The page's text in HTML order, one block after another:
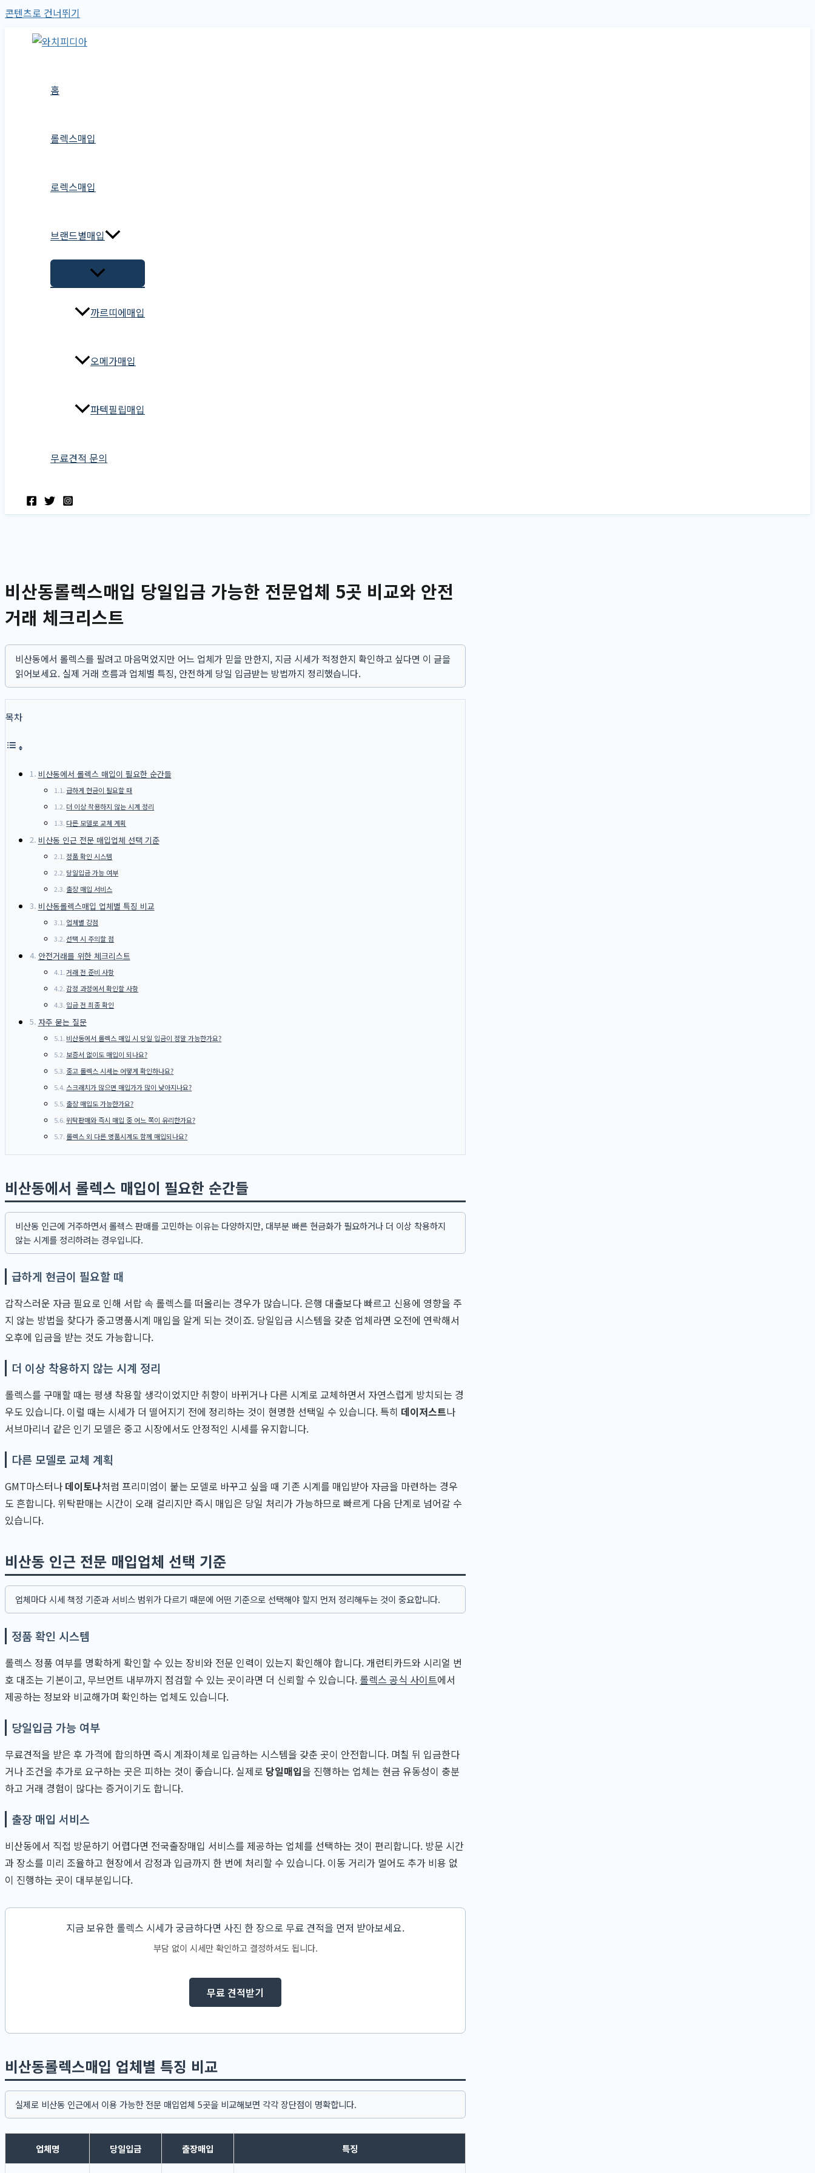
콘텐츠로 건너뛰기
홈
롤렉스매입
로렉스매입
브랜드별매입
까르띠에매입
오메가매입
파텍필립매입
무료견적 문의
비산동롤렉스매입 당일입금 가능한 전문업체 5곳 비교와 안전
거래 체크리스트
비산동에서 롤렉스를 팔려고 마음먹었지만 어느 업체가 믿을 만한지, 지금 시세가 적정한지 확인하고 싶다면 이 글을
읽어보세요. 실제 거래 흐름과 업체별 특징, 안전하게 당일 입금받는 방법까지 정리했습니다.
목차
비산동에서 롤렉스 매입이 필요한 순간들
급하게 현금이 필요할 때
더 이상 착용하지 않는 시계 정리
다른 모델로 교체 계획
비산동 인근 전문 매입업체 선택 기준
정품 확인 시스템
당일입금 가능 여부
출장 매입 서비스
비산동롤렉스매입 업체별 특징 비교
업체별 강점
선택 시 주의할 점
안전거래를 위한 체크리스트
거래 전 준비 사항
감정 과정에서 확인할 사항
입금 전 최종 확인
자주 묻는 질문
비산동에서 롤렉스 매입 시 당일 입금이 정말 가능한가요?
보증서 없이도 매입이 되나요?
중고 롤렉스 시세는 어떻게 확인하나요?
스크래치가 많으면 매입가가 많이 낮아지나요?
출장 매입도 가능한가요?
위탁판매와 즉시 매입 중 어느 쪽이 유리한가요?
롤렉스 외 다른 명품시계도 함께 매입되나요?
비산동에서 롤렉스 매입이 필요한 순간들
비산동 인근에 거주하면서 롤렉스 판매를 고민하는 이유는 다양하지만, 대부분 빠른 현금화가 필요하거나 더 이상 착용하지
않는 시계를 정리하려는 경우입니다.
급하게 현금이 필요할 때
갑작스러운 자금 필요로 인해 서랍 속 롤렉스를 떠올리는 경우가 많습니다. 은행 대출보다 빠르고 신용에 영향을 주
지 않는 방법을 찾다가 중고명품시계 매입을 알게 되는 것이죠. 당일입금 시스템을 갖춘 업체라면 오전에 연락해서
오후에 입금을 받는 것도 가능합니다.
더 이상 착용하지 않는 시계 정리
롤렉스를 구매할 때는 평생 착용할 생각이었지만 취향이 바뀌거나 다른 시계로 교체하면서 자연스럽게 방치되는 경
우도 있습니다. 이럴 때는 시세가 더 떨어지기 전에 정리하는 것이 현명한 선택일 수 있습니다. 특히 데이저스트나
서브마리너 같은 인기 모델은 중고 시장에서도 안정적인 시세를 유지합니다.
다른 모델로 교체 계획
GMT마스터나 데이토나처럼 프리미엄이 붙는 모델로 바꾸고 싶을 때 기존 시계를 매입받아 자금을 마련하는 경우
도 흔합니다. 위탁판매는 시간이 오래 걸리지만 즉시 매입은 당일 처리가 가능하므로 빠르게 다음 단계로 넘어갈 수
있습니다.
비산동 인근 전문 매입업체 선택 기준
업체마다 시세 책정 기준과 서비스 범위가 다르기 때문에 어떤 기준으로 선택해야 할지 먼저 정리해두는 것이 중요합니다.
정품 확인 시스템
롤렉스 정품 여부를 명확하게 확인할 수 있는 장비와 전문 인력이 있는지 확인해야 합니다. 개런티카드와 시리얼 번
호 대조는 기본이고, 무브먼트 내부까지 점검할 수 있는 곳이라면 더 신뢰할 수 있습니다. 롤렉스 공식 사이트에서
제공하는 정보와 비교해가며 확인하는 업체도 있습니다.
당일입금 가능 여부
무료견적을 받은 후 가격에 합의하면 즉시 계좌이체로 입금하는 시스템을 갖춘 곳이 안전합니다. 며칠 뒤 입금한다
거나 조건을 추가로 요구하는 곳은 피하는 것이 좋습니다. 실제로 당일매입을 진행하는 업체는 현금 유동성이 충분
하고 거래 경험이 많다는 증거이기도 합니다.
출장 매입 서비스
비산동에서 직접 방문하기 어렵다면 전국출장매입 서비스를 제공하는 업체를 선택하는 것이 편리합니다. 방문 시간
과 장소를 미리 조율하고 현장에서 감정과 입금까지 한 번에 처리할 수 있습니다. 이동 거리가 멀어도 추가 비용 없
이 진행하는 곳이 대부분입니다.
지금 보유한 롤렉스 시세가 궁금하다면 사진 한 장으로 무료 견적을 먼저 받아보세요.
부담 없이 시세만 확인하고 결정하셔도 됩니다.
무료 견적받기
비산동롤렉스매입 업체별 특징 비교
실제로 비산동 인근에서 이용 가능한 전문 매입업체 5곳을 비교해보면 각각 장단점이 명확합니다.
업체명 당일입금 출장매입 특징